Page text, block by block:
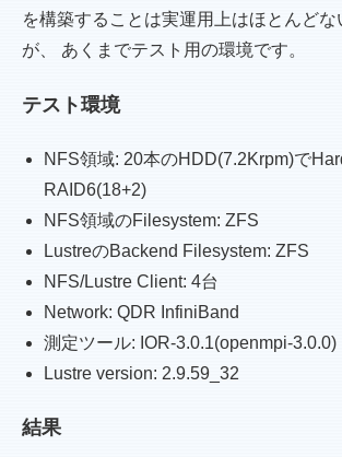
を構築することは実運用上はほとんど
が、 あくまでテスト用の環境です。
テスト環境
NFS領域: 20本のHDD(7.2Krpm)で
RAID6(18+2)
NFS領域のFilesystem: ZFS
LustreのBackend Filesystem: ZFS
NFS/Lustre Client: 4台
Network: QDR InfiniBand
測定ツール: IOR-3.0.1(openmpi-3.0.0)
Lustre version: 2.9.59_32
結果